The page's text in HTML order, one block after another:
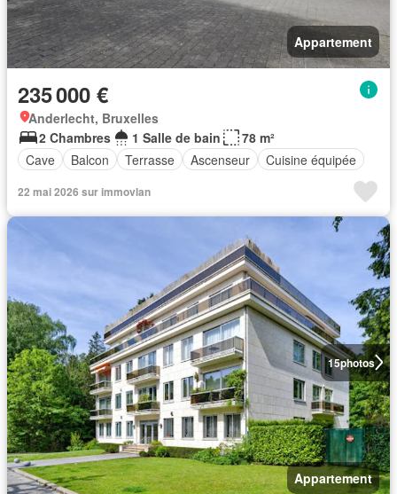
Appartement
235 000 €
Anderlecht, Bruxelles
2 Chambres
1 Salle de bain
78 m²
Cave
Balcon Terrasse Ascenseur Cuisine équipée
22 mai 2026 sur immovlan
15photos
Appartement